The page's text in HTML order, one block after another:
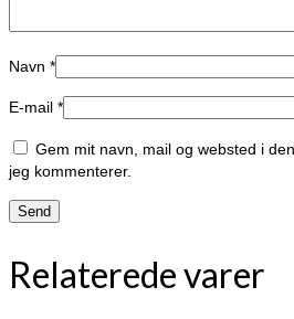
Navn *
E-mail *
Gem mit navn, mail og websted i
jeg kommenterer.
Relaterede varer